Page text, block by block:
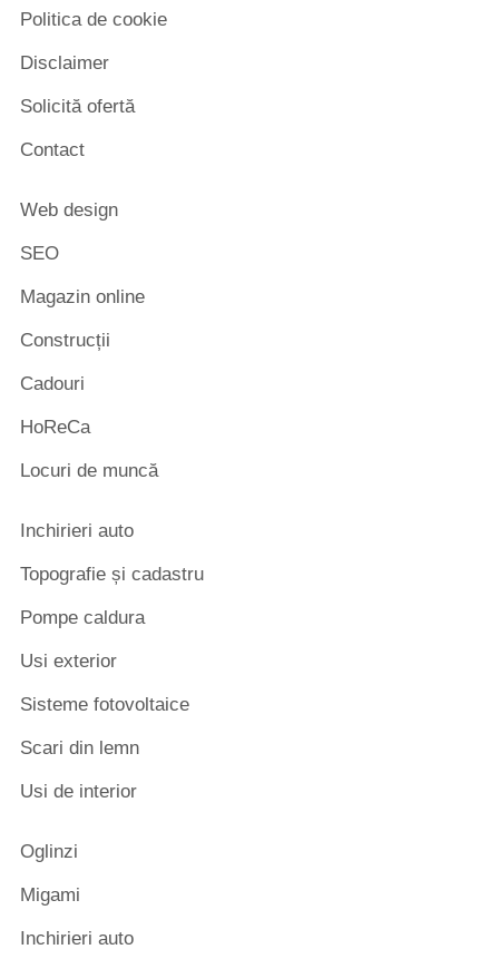
Politica de cookie
Disclaimer
Solicită ofertă
Contact
Web design
SEO
Magazin online
Construcții
Cadouri
HoReCa
Locuri de muncă
Inchirieri auto
Topografie și cadastru
Pompe caldura
Usi exterior
Sisteme fotovoltaice
Scari din lemn
Usi de interior
Oglinzi
Migami
Inchirieri auto